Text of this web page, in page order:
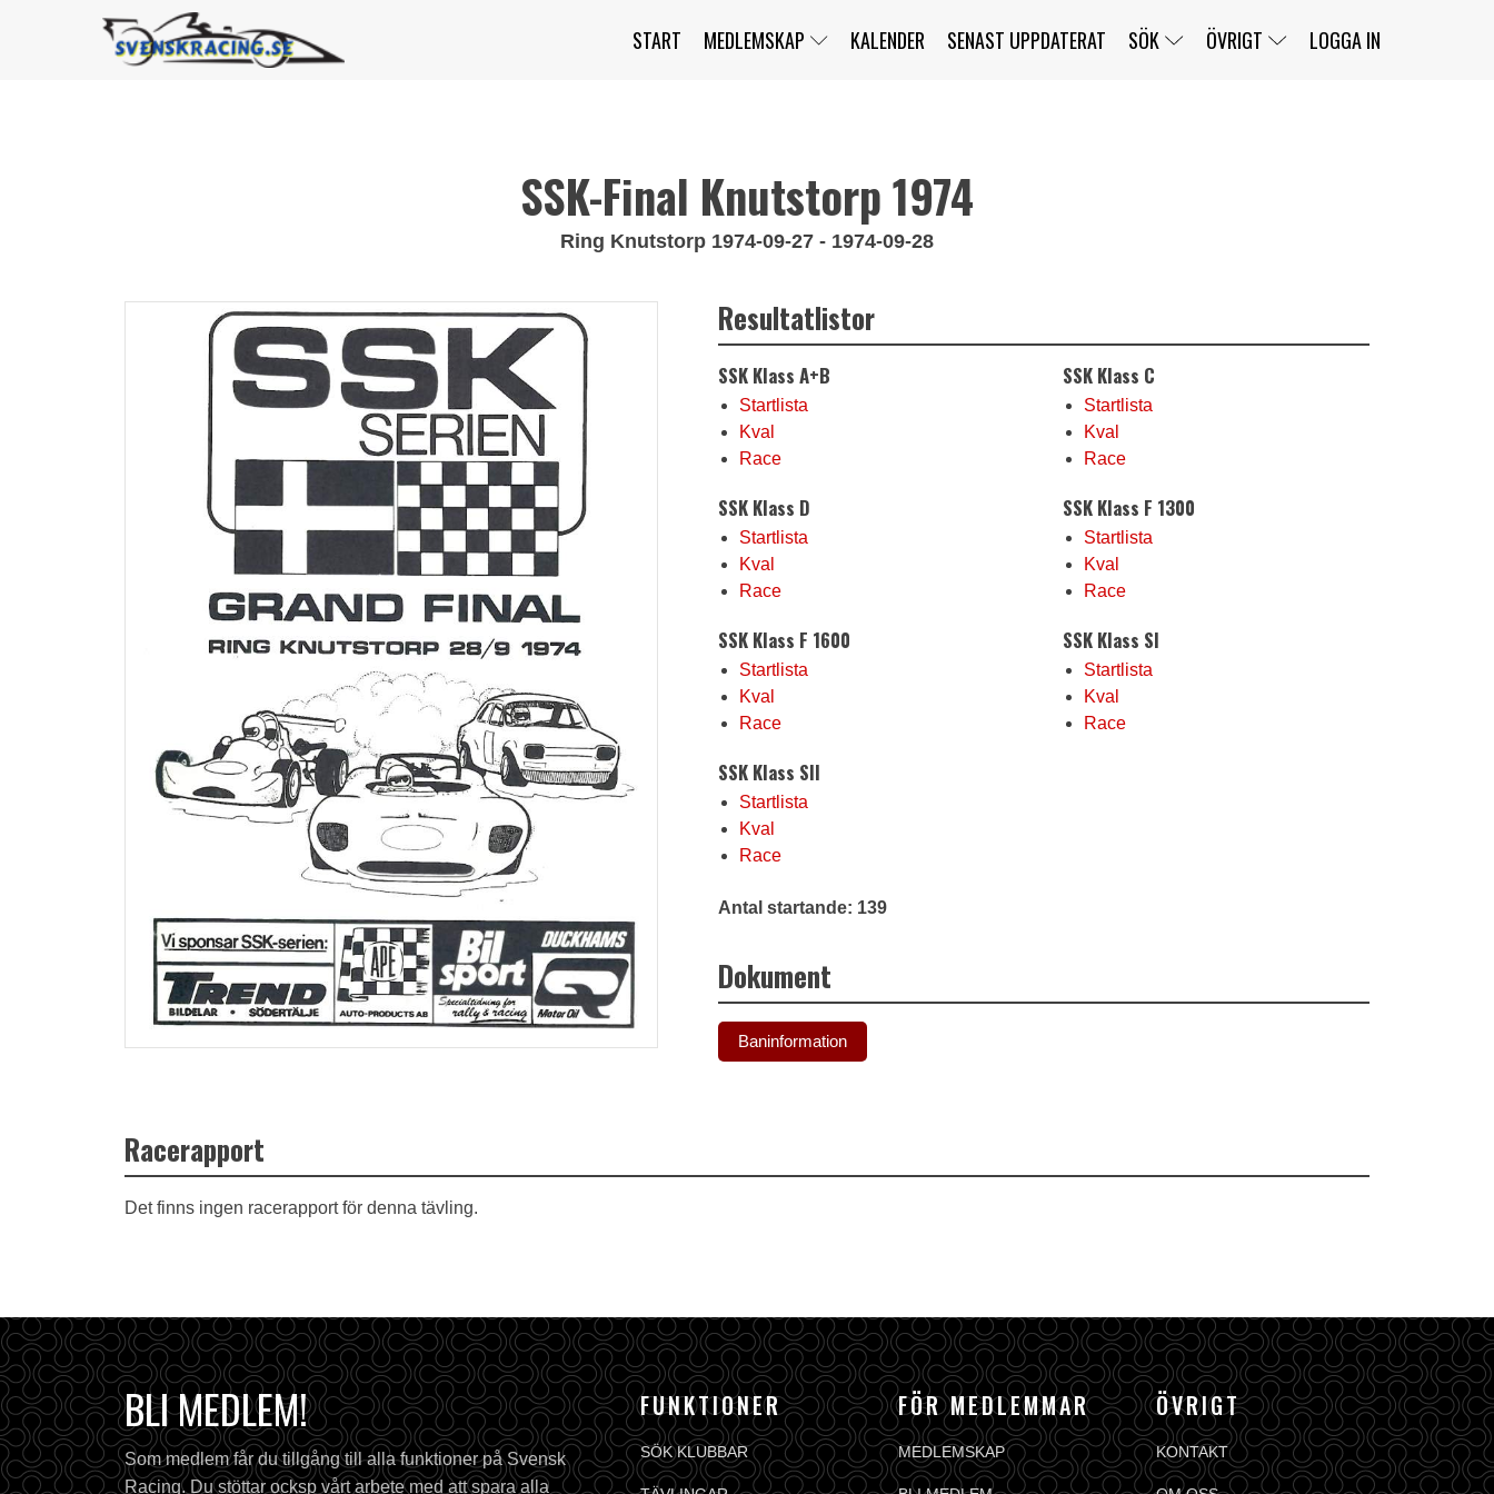
START MEDLEMSKAP KALENDER SENAST UPPDATERAT SÖK ÖVRIGT
KOMPLETTERA
LOGGA IN
SSK-Final Knutstorp 1974
Ring Knutstorp 1974-09-27 - 1974-09-28
Resultatlistor
SSK Klass A+B
Startlista
Kval
Race
SSK Klass C
Startlista
Kval
Race
SSK Klass D
Startlista
Kval
Race
SSK Klass F 1300
Startlista
Kval
Race
SSK Klass F 1600
Startlista
Kval
Race
SSK Klass SI
Startlista
Kval
Race
SSK Klass SII
Startlista
Kval
Race
Antal startande: 139
Dokument
Baninformation
Racerapport
Det finns ingen racerapport för denna tävling.
BLI MEDLEM!
Som medlem får du tillgång till alla funktioner på Svensk
Racing. Du stöttar ocksp vårt arbete med att spara alla
FUNKTIONER
SÖK KLUBBAR
FÖR MEDLEMMAR
MEDLEMSKAP
ÖVRIGT
KONTAKT